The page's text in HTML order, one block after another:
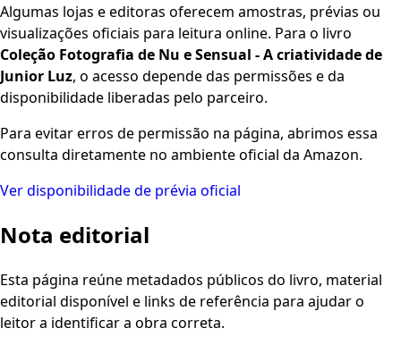
Algumas lojas e editoras oferecem amostras, prévias ou
visualizações oficiais para leitura online. Para o livro
Coleção Fotografia de Nu e Sensual - A criatividade de
Junior Luz, o acesso depende das permissões e da
disponibilidade liberadas pelo parceiro.
Para evitar erros de permissão na página, abrimos essa
consulta diretamente no ambiente oficial da Amazon.
Ver disponibilidade de prévia oficial
Nota editorial
Esta página reúne metadados públicos do livro, material
editorial disponível e links de referência para ajudar o
leitor a identificar a obra correta.